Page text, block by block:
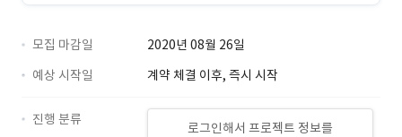
모집 마감일
2020년 08월 26일
예상 시작일
계약 체결 이후, 즉시 시작
로그인해서 프로젝트 정보를
진행 분류